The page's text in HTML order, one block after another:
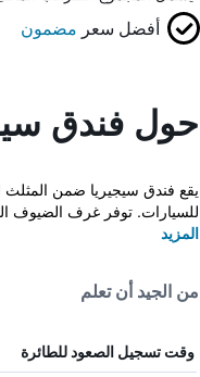
أفضل سعر مضمون
حول فندق
للسيارات. توفر غرف الضيوف
المزيد
من الجيد أن تعلم
وقت تسجيل الصعود للطائرة